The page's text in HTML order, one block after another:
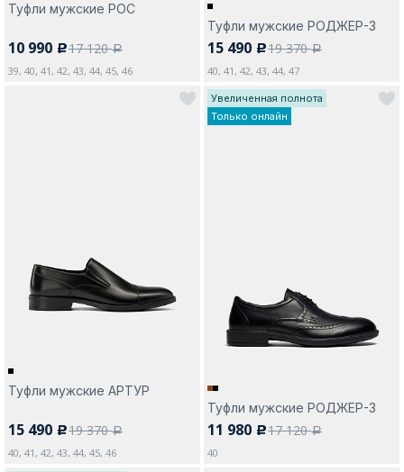
Туфли мужские РОС
10 990 c17 120a
39, 40, 41, 42, 43, 44, 45, 46
Туфли мужские РОДЖЕР-3
15 490 c19 370a
40, 41, 42, 43, 44, 47
Туфли мужские АРТУР
15 490 c19 370a
40, 41, 42, 43, 44, 45, 46
Увеличенная полнота
Только онлайн
Туфли мужские РОДЖЕР-3
11 980 c17 120a
40